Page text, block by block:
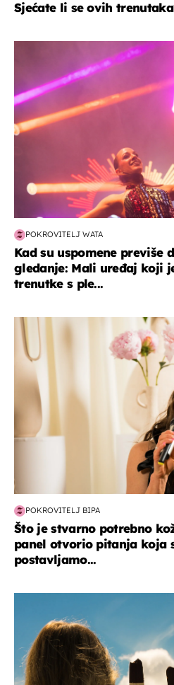
Sjećate li se ovih
POKROVITELJ WATA
Kad su uspomene previše
gledanje: Mali uređaj koji
trenutke s ple...
moda & ljepota
POKROVITELJ BIPA
Što je stvarno potrebno
panel otvorio pitanja koja
postavljamo...